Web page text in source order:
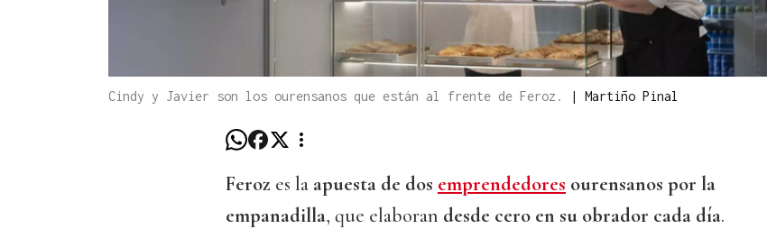
Cindy y Javier son los ourensanos que están al frente de Feroz. | Martiño Pinal
Feroz es la apuesta de dos emprendedores ourensanos por la
empanadilla, que elaboran desde cero en su obrador cada día.